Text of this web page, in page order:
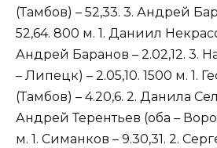
(Тамбов) – 52,33. 3. Андрей
52,64. 800 м. 1. Даниил
Андрей Баранов – 2.02,12. 3.
– Липецк) – 2.05,10. 1500 м. 1.
(Тамбов) – 4.20,6. 2. Данила
Андрей Терентьев (оба –
м. 1. Симанков – 9.30,31. 2.